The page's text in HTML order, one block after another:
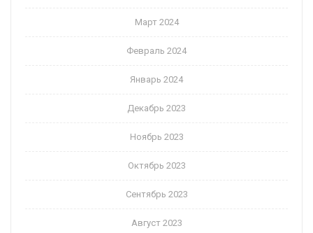
Март 2024
Февраль 2024
Январь 2024
Декабрь 2023
Ноябрь 2023
Октябрь 2023
Сентябрь 2023
Август 2023